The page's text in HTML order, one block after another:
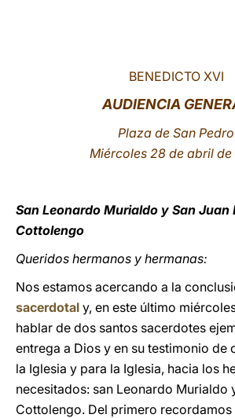
BENEDICTO XVI
AUDIENCIA
Plaza de San Pedro
Miércoles 28 de abril de
San Leonardo Murialdo y San Juan
Cottolengo
Queridos hermanos y hermanas:
Nos estamos acercando a la
sacerdotal y, en este último
hablar de dos santos sacerdotes
entrega a Dios y en su testimonio de
la Iglesia y para la Iglesia, hacia los
necesitados: san Leonardo Murialdo
Cottolengo. Del primero recordamos